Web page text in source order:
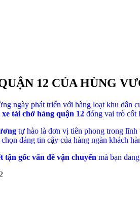
12 CỦA HÙNG
ngày phát triển với hàng loạt khu
tải chở hàng quận 12 đóng vai trò cốt
tự hào là đơn vị tiên phong trong lĩnh
đáng tin cậy của hàng ngàn khách
tận gốc vấn đề vận chuyển mà bạn